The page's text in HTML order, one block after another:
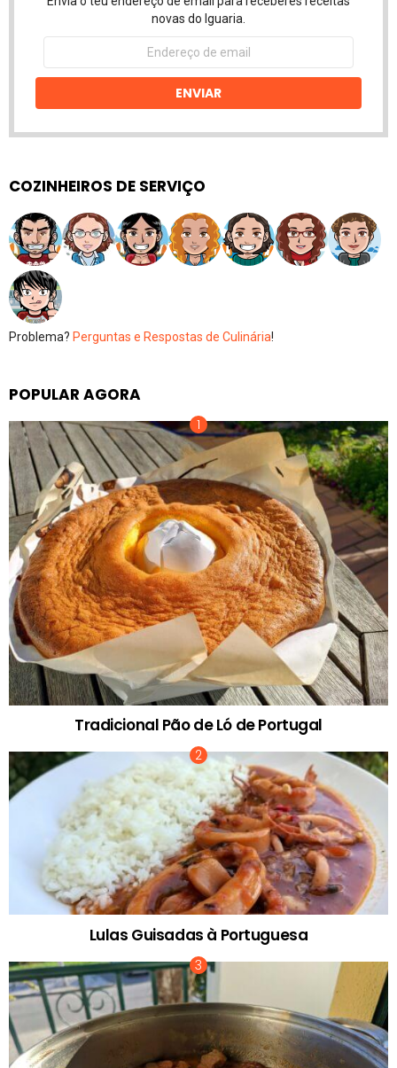
novas do Iguaria.
Endereço
email
ENVIAR
COZINHEIROS DE SERVIÇO
Problema? Perguntas e Respostas de Culinária!
POPULAR AGORA
Tradicional Pão de Ló de Portugal
Lulas Guisadas à Portuguesa